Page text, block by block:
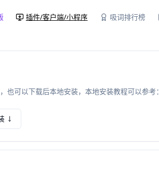
插件/客户端/小程序 吸词排行榜
可以下载后本地安装，本地安装教程可以参考：